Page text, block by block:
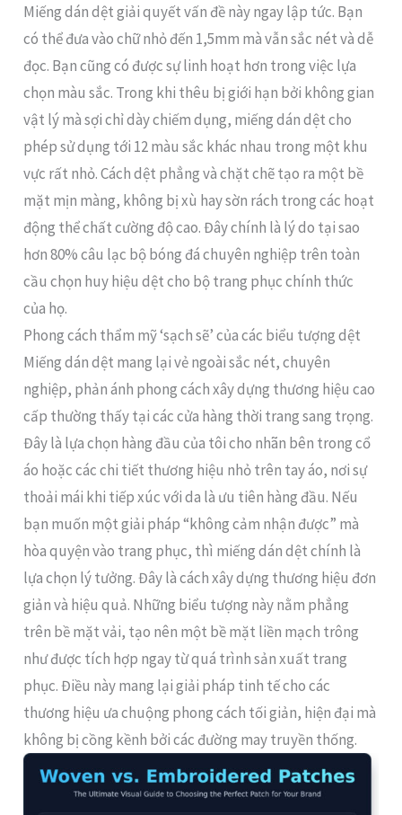
Miếng dán dệt giải quyết vấn đề này ngay lập tức. Bạn
có thể đưa vào chữ nhỏ đến 1,5mm mà vẫn sắc nét và dễ
đọc. Bạn cũng có được sự linh hoạt hơn trong việc lựa
chọn màu sắc. Trong khi thêu bị giới hạn bởi không gian
vật lý mà sợi chỉ dày chiếm dụng, miếng dán dệt cho
phép sử dụng tới 12 màu sắc khác nhau trong một khu
vực rất nhỏ. Cách dệt phẳng và chặt chẽ tạo ra một bề
mặt mịn màng, không bị xù hay sờn rách trong các hoạt
động thể chất cường độ cao. Đây chính là lý do tại sao
hơn 80% câu lạc bộ bóng đá chuyên nghiệp trên toàn
cầu chọn huy hiệu dệt cho bộ trang phục chính thức
của họ.
Phong cách thẩm mỹ ‘sạch sẽ’ của các biểu tượng dệt
Miếng dán dệt mang lại vẻ ngoài sắc nét, chuyên
nghiệp, phản ánh phong cách xây dựng thương hiệu cao
cấp thường thấy tại các cửa hàng thời trang sang trọng.
Đây là lựa chọn hàng đầu của tôi cho nhãn bên trong cổ
áo hoặc các chi tiết thương hiệu nhỏ trên tay áo, nơi sự
thoải mái khi tiếp xúc với da là ưu tiên hàng đầu. Nếu
bạn muốn một giải pháp “không cảm nhận được” mà
hòa quyện vào trang phục, thì miếng dán dệt chính là
lựa chọn lý tưởng. Đây là cách xây dựng thương hiệu đơn
giản và hiệu quả. Những biểu tượng này nằm phẳng
trên bề mặt vải, tạo nên một bề mặt liền mạch trông
như được tích hợp ngay từ quá trình sản xuất trang
phục. Điều này mang lại giải pháp tinh tế cho các
thương hiệu ưa chuộng phong cách tối giản, hiện đại mà
không bị cồng kềnh bởi các đường may truyền thống.